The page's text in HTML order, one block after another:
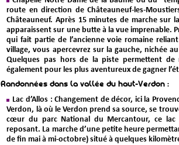
route en direction de Châteauneuf-les-
Châteauneuf. Après 15 minutes de marche sur
apparaissent sur une butte à la vue imprenable.
qui fait partie de l’ancienne voie romaine
village, vous apercevrez sur la gauche, nichée
Quelques pas hors de la piste permettent
également pour les plus aventureux de gagner
Randonnées dans la vallée du haut-Verdon :
Lac d’Allos : Changement de décor, ici la
Verdon, là où le Verdon prend sa source, se
cœur du parc National du Mercantour, ce
reposant. La marche d’une petite heure
de fin mai à mi-octobre) situé à quelques